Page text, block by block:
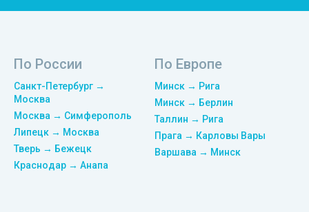
По России
Санкт-Петербург →
Москва
Москва → Симферополь
Липецк → Москва
Тверь → Бежецк
Краснодар → Анапа
По Европе
Минск → Рига
Минск → Берлин
Таллин → Рига
Прага → Карловы Вары
Варшава → Минск